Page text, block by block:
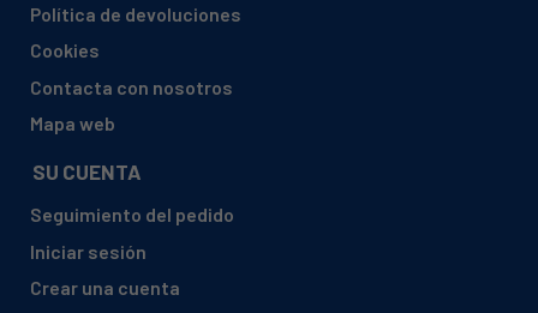
Política de devoluciones
Cookies
Contacta con nosotros
Mapa web
SU CUENTA
Seguimiento del pedido
Iniciar sesión
Crear una cuenta